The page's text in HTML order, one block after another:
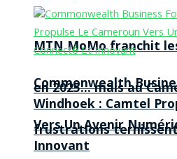
MTN MoMo franchit
en 2025… mais au
frustrations
Commonwealth
Windhoek : Camtel
Vers Un Avenir
Innovant